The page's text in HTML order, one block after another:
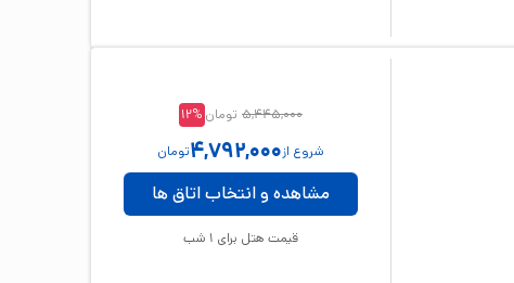
5,445,000 تومان 12%
شروع از4,792,000تومان
مشاهده و انتخاب اتاق ها
قیمت هتل برای 1 شب